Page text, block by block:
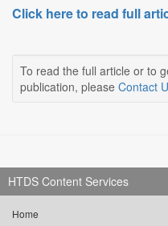
Click here to read full
To read the full article or to
publication, please Contact
HTDS Content Services
Home